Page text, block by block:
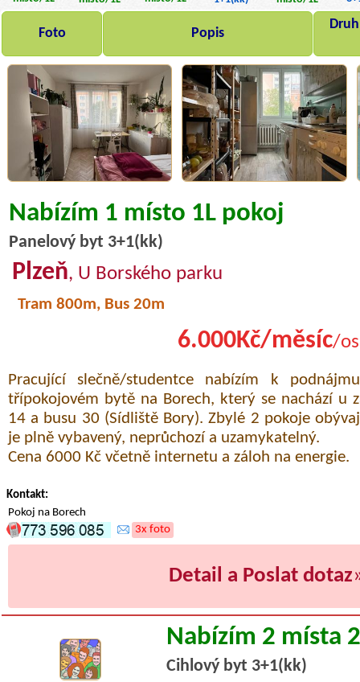
Foto Popis
Nabízím 1 místo 1L pokoj
Panelový byt 3+1(kk)
Plzeň, U Borského parku
Tram 800m, Bus 20m
6.000Kč/měsíc/
Pracující slečně/studentce nabízím k
třípokojovém bytě na Borech, který se nachází u
14 a busu 30 (Sídliště Bory). Zbylé 2 pokoje
je plně vybavený, neprůchozí a uzamykatelný.
Cena 6000 Kč včetně internetu a záloh na energie.
Kontakt:
Pokoj na Borech
3x foto
Detail a Poslat dotaz
Nabízím 2 místa
Cihlový byt 3+1(kk)